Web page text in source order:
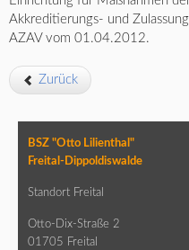
Akkreditierungs- und
AZAV vom 01.04.2012.
Zurück
BSZ "Otto Lilienthal"
Freital-Dippoldiswalde
Standort Freital
Otto-Dix-Straße 2
01705 Freital